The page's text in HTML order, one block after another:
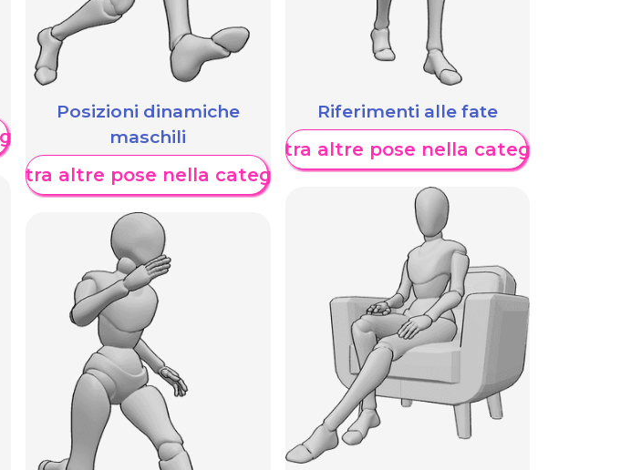
Posizioni dinamiche
maschili
altre pose nella categoria
Riferimenti alle fate
Mostra altre pose nella categoria